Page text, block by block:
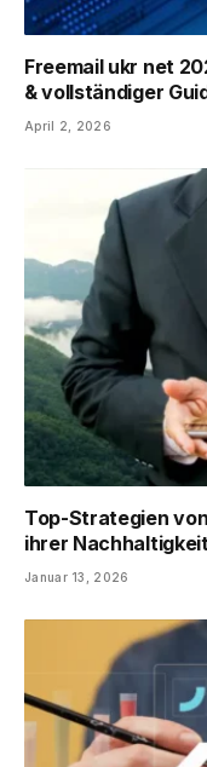
Freemail ukr net
& vollständiger
April 2, 2026
Top-Strategien
ihrer
Januar 13, 2026